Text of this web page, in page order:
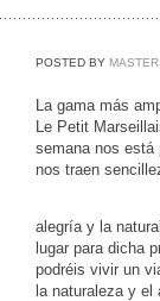
POSTED BY MASTER
La gama más
Le Petit
semana nos está
nos traen
alegría y la
lugar para dicha
podréis vivir un
la naturaleza y